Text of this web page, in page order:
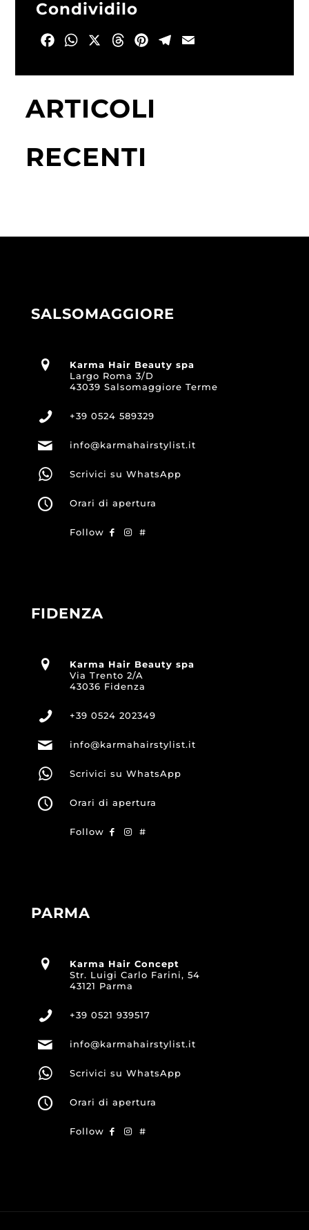
Condividilo
Facebook
WhatsAppThreadsPinterestTelegram
ARTICOLI
RECENTI
SALSOMAGGIORE
Karma Hair Beauty spa
Largo Roma 3/D
43039 Salsomaggiore Terme
+39 0524 589329
info@karmahairstylist.it
Scrivici su WhatsApp
Orari di apertura
Follow #
FIDENZA
Karma Hair Beauty spa
Via Trento 2/A
43036 Fidenza
+39 0524 202349
info@karmahairstylist.it
Scrivici su WhatsApp
Orari di apertura
Follow #
PARMA
Karma Hair Concept
Str. Luigi Carlo Farini, 54
43121 Parma
+39 0521 939517
info@karmahairstylist.it
Scrivici su WhatsApp
Orari di apertura
Follow #